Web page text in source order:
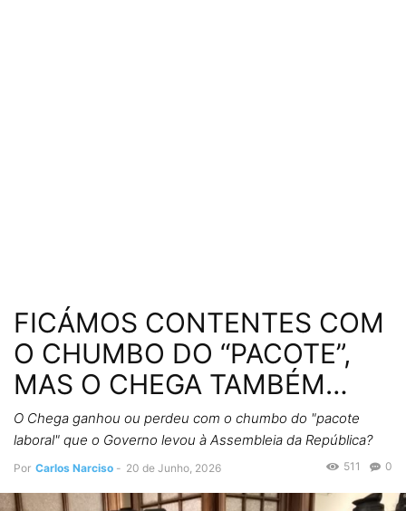
FICÁMOS CONTENTES COM
O CHUMBO DO “PACOTE”,
MAS O CHEGA TAMBÉM…
O Chega ganhou ou perdeu com o chumbo do "pacote
laboral" que o Governo levou à Assembleia da República?
Por Carlos Narciso - 20 de Junho, 2026 0
511